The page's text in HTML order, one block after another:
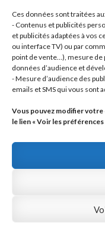
Ces données sont traitées
- Contenus et publicités
et publicités adaptées à vos
ou interface TV) ou par
point de vente…), mesure de
données d’audience et
- Mesure d’audience des
emails et SMS qui vous sont
Vous pouvez modifier
le lien « Voir les préférences
produits
Visserie / Bolts
Litterature / Books
Autres modèles,
Dell'Orto 4242
produits
Brembo 19
produits
Motos complètes 22
Politique de